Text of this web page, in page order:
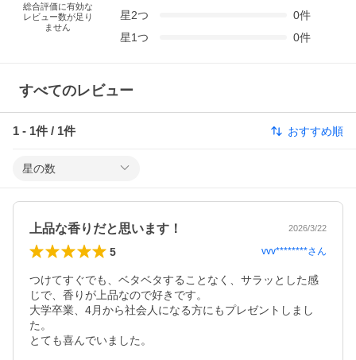
総合評価に有効な
レビュー数が足り
ません
星2つ 0件
星1つ 0件
すべてのレビュー
1 - 1件 / 1件 おすすめ順
星の数
上品な香りだと思います！ 2026/3/22
5 vvv********さん
つけてすぐでも、ベタベタすることなく、サラッとした感
じで、香りが上品なので好きです。
大学卒業、4月から社会人になる方にもプレゼントしまし
た。